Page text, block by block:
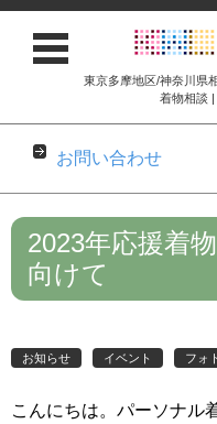
東京多摩地区/神奈川県
着物相談
お問い合わせ
コンテンツに移動
2023年応援着
向けて
お知らせ イベント フォ
こんにちは。パーソナル